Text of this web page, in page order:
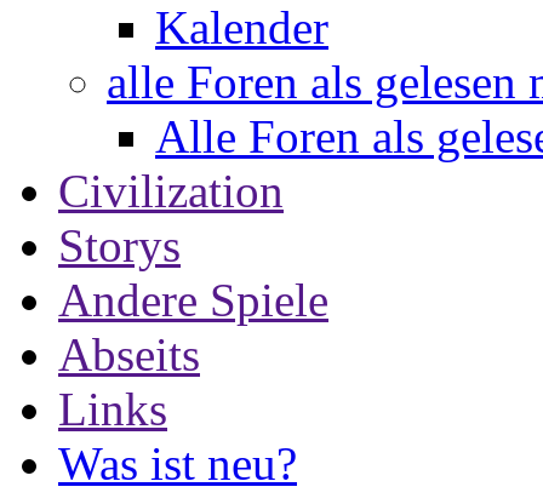
Kalender
alle Foren als gelesen
Alle Foren als
Civilization
Storys
Andere Spiele
Abseits
Links
Was ist neu?